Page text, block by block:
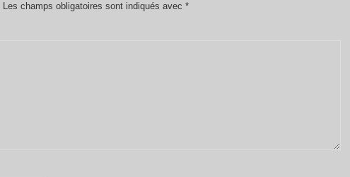
Les champs obligatoires sont indiqués avec *